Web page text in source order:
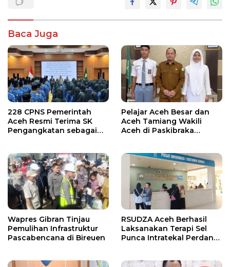
Baca Juga
228 CPNS Pemerintah
Aceh Resmi Terima SK
Pengangkatan sebagai
Pelajar Aceh Besar dan
Aceh Tamiang Wakili
Aceh di Paskibraka
Wapres Gibran Tinjau
Pemulihan Infrastruktur
Pascabencana di Bireuen
RSUDZA Aceh Berhasil
Laksanakan Terapi Sel
Punca Intratekal Perdana